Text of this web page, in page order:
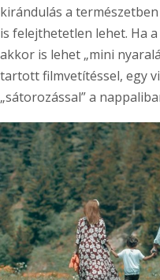
kirándulás a
is felejthetetlen lehet. Ha
akkor is lehet „mini
tartott filmvetítéssel, egy
„sátorozással” a